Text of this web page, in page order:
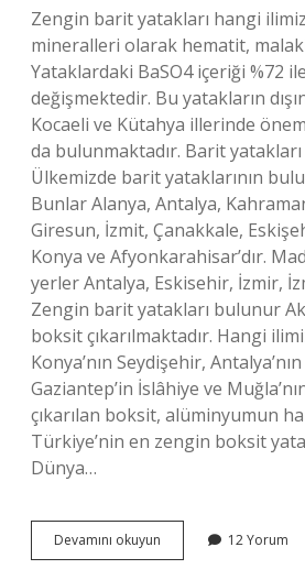
Zengin barit yatakları hangi
mineralleri olarak hematit,
Yataklardaki BaSO4 içeriği %72
değişmektedir. Bu yatakların
Kocaeli ve Kütahya illerinde
da bulunmaktadır. Barit
Ülkemizde barit yataklarının
Bunlar Alanya, Antalya,
Giresun, İzmit, Çanakkale,
Konya ve Afyonkarahisar’dır.
yerler Antalya, Eskisehir, İzmir,
Zengin barit yatakları bulunur
boksit çıkarılmaktadır. Hangi
Konya’nın Seydişehir,
Gaziantep’in İslâhiye ve
çıkarılan boksit, alüminyumun
Türkiye’nin en zengin boksit
Dünya…
Devamını okuyun Antalyada
Zengin
12 Yorum